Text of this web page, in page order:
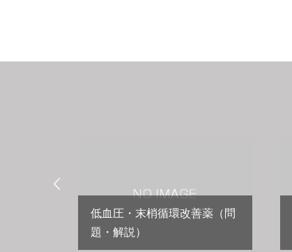

低血圧・末梢循環改善薬（問
題・解説）